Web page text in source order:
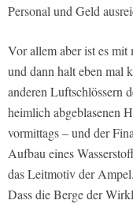
Personal und Geld
Vor allem aber ist es mit
und dann halt eben mal
anderen Luftschlössern
heimlich abgeblasenen
vormittags – und der
Aufbau eines
das Leitmotiv der
Dass die Berge der